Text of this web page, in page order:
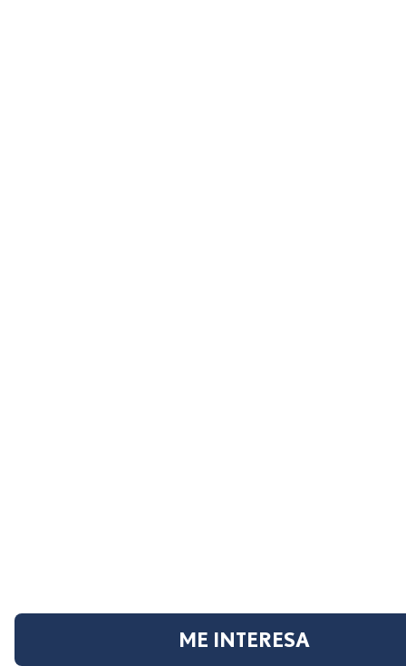
ME INTERESA